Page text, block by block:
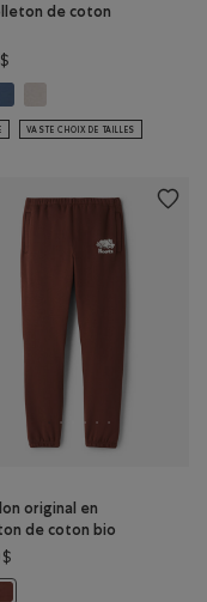
GRIS MINUIT Couleur
CAFÉ NOIR Couleur
de coton
VASTE CHOIX DE TAILLES
NOIR Couleur
MÉLANGE GRIS GIVRÉ
Roam: BLANC Couleur
Roam: CAFÉ NOIR
original en
de coton bio
original en molleton de